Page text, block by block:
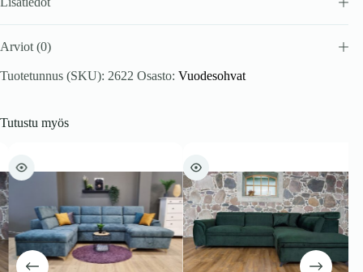
Arviot (0)
Tuotetunnus (SKU): 2622 Osasto: Vuodesohvat
Tutustu myös